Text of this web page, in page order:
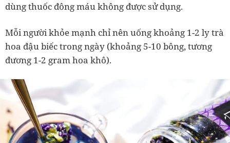
dùng thuốc đông máu không được sử dụng.
Mỗi người khỏe mạnh chỉ nên uống khoảng 1-2 ly trà
hoa đậu biếc trong ngày (khoảng 5-10 bông, tương
đương 1-2 gram hoa khô).